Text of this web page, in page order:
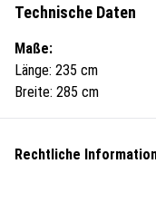
Technische Daten
Maße:
Länge: 235 cm
Breite: 285 cm
Rechtliche